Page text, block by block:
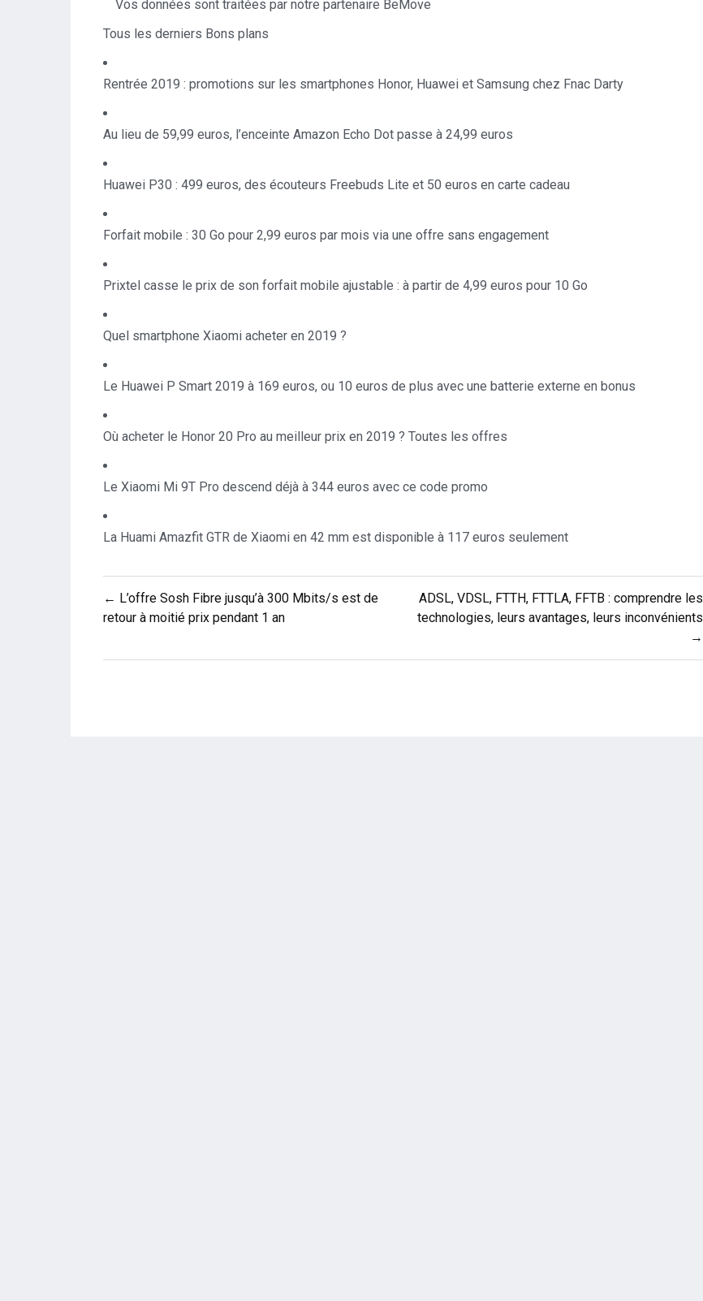
Vos données sont traitées par notre partenaire BeMove
Tous les derniers Bons plans
Rentrée 2019 : promotions sur les smartphones Honor, Huawei et Samsung chez Fnac Darty
Au lieu de 59,99 euros, l’enceinte Amazon Echo Dot passe à 24,99 euros
Huawei P30 : 499 euros, des écouteurs Freebuds Lite et 50 euros en carte cadeau
Forfait mobile : 30 Go pour 2,99 euros par mois via une offre sans engagement
Prixtel casse le prix de son forfait mobile ajustable : à partir de 4,99 euros pour 10 Go
Quel smartphone Xiaomi acheter en 2019 ?
Le Huawei P Smart 2019 à 169 euros, ou 10 euros de plus avec une batterie externe en bonus
Où acheter le Honor 20 Pro au meilleur prix en 2019 ? Toutes les offres
Le Xiaomi Mi 9T Pro descend déjà à 344 euros avec ce code promo
La Huami Amazfit GTR de Xiaomi en 42 mm est disponible à 117 euros seulement
Navigation
de
l’article
← L’offre Sosh Fibre jusqu’à 300 Mbits/s est de
retour à moitié prix pendant 1 an
ADSL, VDSL, FTTH, FTTLA, FFTB : comprendre les
technologies, leurs avantages, leurs inconvénients
→